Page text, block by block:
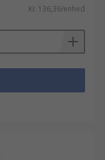
Kr. 136,36/enhed